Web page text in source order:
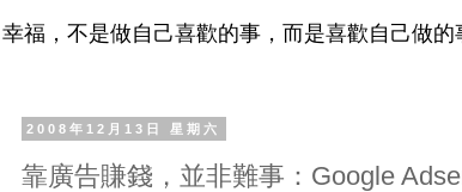
幸福，不是做自己喜歡的事，而是喜歡自己做的
2008年12月13日 星期六
靠廣告賺錢，並非難事：Google